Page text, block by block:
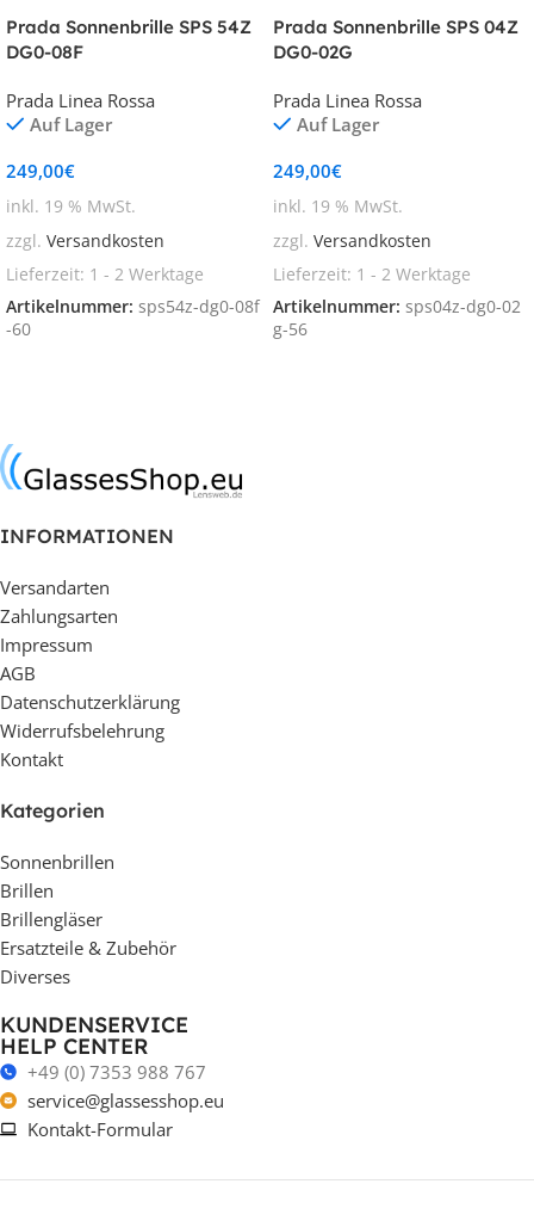
Prada Sonnenbrille SPS 54Z
DG0-08F
Prada Linea Rossa
Auf Lager
249,00€
inkl. 19 % MwSt.
zzgl. Versandkosten
Lieferzeit: 1 - 2 Werktage
Artikelnummer: sps54z-dg0-08f
-60
Prada Sonnenbrille SPS 04Z
DG0-02G
Prada Linea Rossa
Auf Lager
249,00€
inkl. 19 % MwSt.
zzgl. Versandkosten
Lieferzeit: 1 - 2 Werktage
Artikelnummer: sps04z-dg0-02
g-56
INFORMATIONEN
Versandarten
Zahlungsarten
Impressum
AGB
Datenschutzerklärung
Widerrufsbelehrung
Kontakt
Kategorien
Sonnenbrillen
Brillen
Brillengläser
Ersatzteile & Zubehör
Diverses
KUNDENSERVICE
HELP CENTER
+49 (0) 7353 988 767
service@glassesshop.eu
Kontakt-Formular